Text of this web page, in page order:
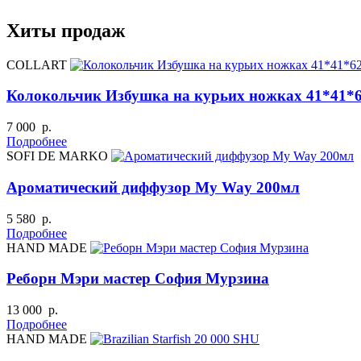
Хиты продаж
COLLART
Колокольчик Избушка на курьих ножках
7 000 р.
Подробнее
SOFI DE MARKO
Ароматический диффузор My Way 200мл
5 580 р.
Подробнее
HAND MADE
Реборн Мэри мастер София Мурзина
13 000 р.
Подробнее
HAND MADE